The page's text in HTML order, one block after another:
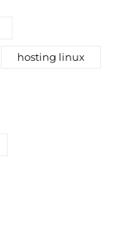
hosting linux